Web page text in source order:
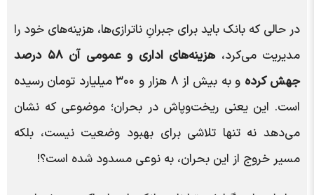
در حالی که بانک باید برای جبرانِ ناترازی‌ها، هزینه‌های خود را
مدیریت می‌کرد،
هزینه‌های اداری و عمومی آن ۵۸ درصد
جهش کرده
و به بیش از ۸ هزار و ۳۰۰ میلیارد تومان رسیده
است. این یعنی ریخت‌وپاش در بحران؛ موضوعی که نشان
می‌دهد نه تنها تلاشی برای بهبود وضعیت نیست، بلکه
مسیر خروج از این بحران، به نوعی مسدود شده است؟!